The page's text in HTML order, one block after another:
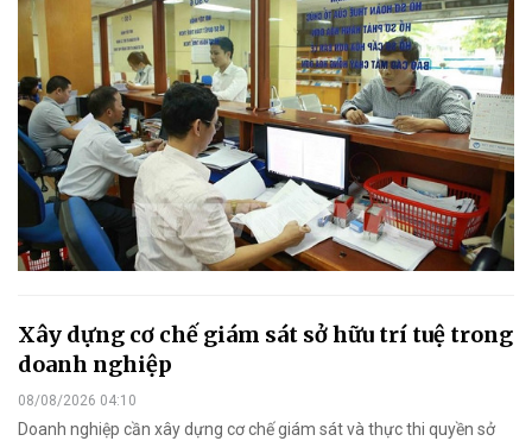
Xây dựng cơ chế giám sát sở hữu trí tuệ trong
doanh nghiệp
08/08/2026 04:10
Doanh nghiệp cần xây dựng cơ chế giám sát và thực thi quyền sở